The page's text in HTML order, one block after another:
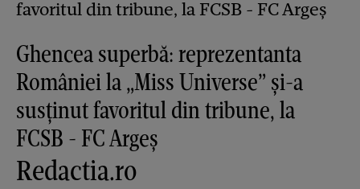
Ghencea superbă: reprezentanta
României la „Miss Universe” și-a
susținut favoritul din tribune, la
FCSB - FC Argeș
Redactia.ro